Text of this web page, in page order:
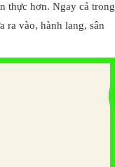
thực hơn. Ngay cả trong
ra vào, hành lang, sân